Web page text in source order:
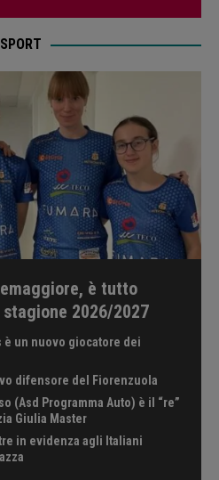
SPORT
è tutto
2026/2027
è un nuovo giocatore dei
difensore del Fiorenzuola
(Asd Programma Auto) è il “re”
Giulia Master
in evidenza agli Italiani